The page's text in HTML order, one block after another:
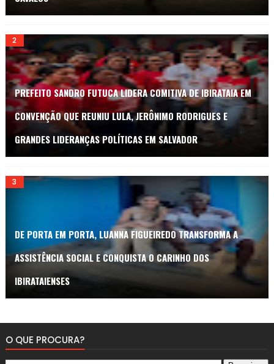
PREFEITO SANDRO FUTUCA LIDERA COMITIVA DE IBIRATAIA EM
CONVENÇÃO QUE REUNIU LULA, JERÔNIMO RODRIGUES E
GRANDES LIDERANÇAS POLÍTICAS EM SALVADOR
DE PORTA EM PORTA, LUANNA FIGUEIREDO TRANSFORMA A
ASSISTÊNCIA SOCIAL E CONQUISTA O CARINHO DOS
IBIRATAIENSES
O QUE PROCURA?